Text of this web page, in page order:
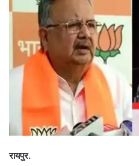
रायपुर.